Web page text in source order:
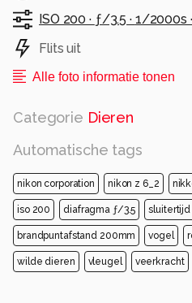
ISO 200 · ƒ/3.5 · 1/2000s ·
Flits uit
Alle foto informatie tonen
Categorie Dieren
Automatische tags
nikon corporation nikon z 6_2
iso 200 diafragma ƒ/3.5
brandpuntafstand 200mm vogel
wilde dieren vleugel veerkracht